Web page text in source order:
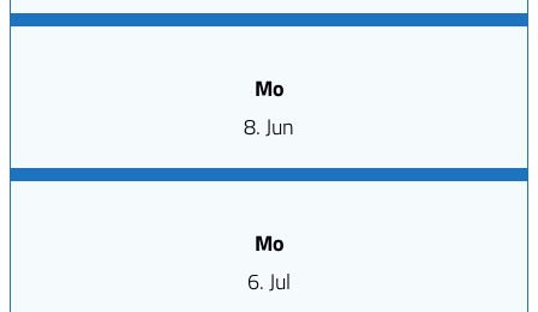
Mo
8. Jun
Mo
6. Jul